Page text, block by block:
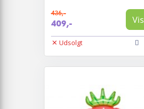
436,-
409,- Vis
Udsolgt